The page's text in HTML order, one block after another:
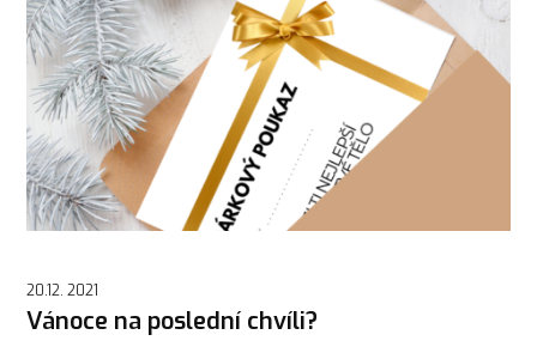
20.12. 2021
Vánoce na poslední chvíli?